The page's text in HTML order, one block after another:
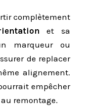
complètement
et sa
marqueur ou
de replacer
alignement.
empêcher
remontage.